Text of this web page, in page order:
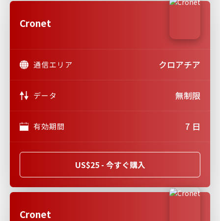
Cronet
通信エリア クロアチア
データ 無制限
有効期間 7 日
US$25 - 今すぐ購入
Cronet